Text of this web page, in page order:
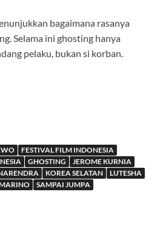
bagaimana rasanya
Selama ini ghosting hanya
pelaku, bukan si korban.
FESTIVAL FILM INDONESIA
GHOSTING
JEROME KURNIA
KOREA SELATAN
LUTESHA
SAMPAI JUMPA